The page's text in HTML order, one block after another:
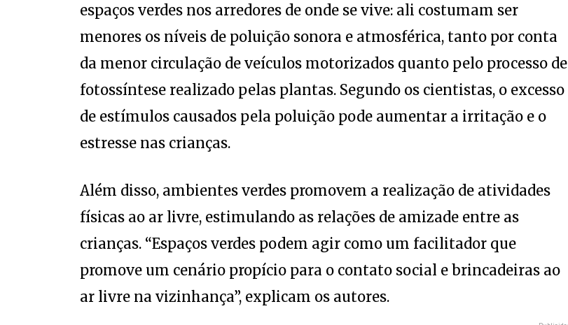
espaços verdes nos arredores de onde se vive: ali costumam ser
menores os níveis de poluição sonora e atmosférica, tanto por conta
da menor circulação de veículos motorizados quanto pelo processo de
fotossíntese realizado pelas plantas. Segundo os cientistas, o excesso
de estímulos causados pela poluição pode aumentar a irritação e o
estresse nas crianças.
Além disso, ambientes verdes promovem a realização de atividades
físicas ao ar livre, estimulando as relações de amizade entre as
crianças. “Espaços verdes podem agir como um facilitador que
promove um cenário propício para o contato social e brincadeiras ao
ar livre na vizinhança”, explicam os autores.